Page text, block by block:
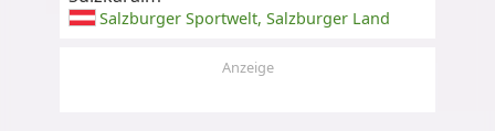
Salzburger Sportwelt, Salzburger Land
Anzeige